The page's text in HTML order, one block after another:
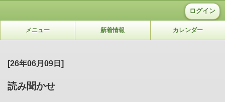
ログイン
メニュー 新着情報 カレンダー
[26年06月09日]
読み聞かせ